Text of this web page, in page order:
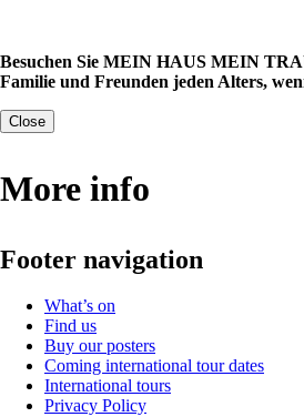
Besuchen Sie MEIN HAUS MEIN
Familie und Freunden jeden Alters,
Close
More info
Footer navigation
What’s on
Find us
Buy our posters
Coming international tour dates
International tours
Privacy Policy